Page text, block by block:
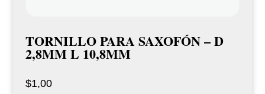
TORNILLO PARA SAXOFÓN – D
2,8MM L 10,8MM
$1,00